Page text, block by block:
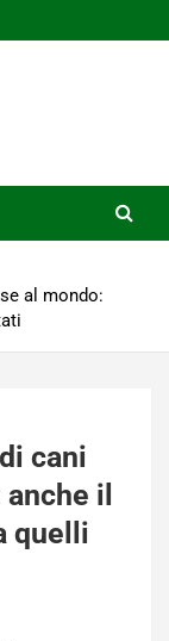
al mondo:
cani
il
quelli